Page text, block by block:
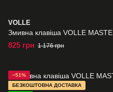
VOLLE
Змивна клавіша VOLLE
825 грн 1 176 грн
−51%
БЕЗКОШТОВНА ДОСТАВКА